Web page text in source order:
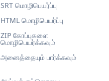
SRT மொழிபெயர்ப்பு
HTML மொழிபெயர்ப்பு
ZIP கோப்புகளை
மொழிபெயர்க்கவும்
அனைத்தையும் பார்க்கவும்